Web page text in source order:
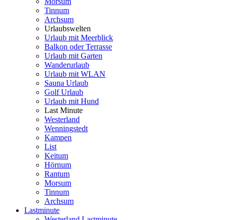
Tinnum
Archsum
Urlaubswelten
Urlaub mit Meerblick
Balkon oder Terrasse
Urlaub mit Garten
Wanderurlaub
Urlaub mit WLAN
Sauna Urlaub
Golf Urlaub
Urlaub mit Hund
Last Minute
Westerland
Wenningstedt
Kampen
List
Keitum
Hörnum
Rantum
Morsum
Tinnum
Archsum
Lastminute